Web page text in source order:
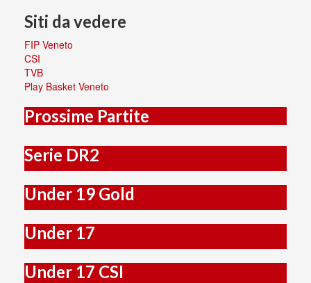
Siti da vedere
FIP Veneto
CSI
TVB
Play Basket Veneto
Prossime Partite
Serie DR2
Under 19 Gold
Under 17
Under 17 CSI